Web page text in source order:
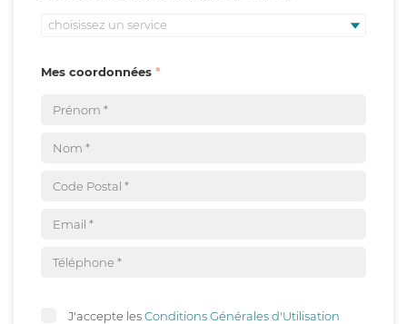
choisissez un service
Mes coordonnées
J'accepte lesConditions Générales d'Utilisation